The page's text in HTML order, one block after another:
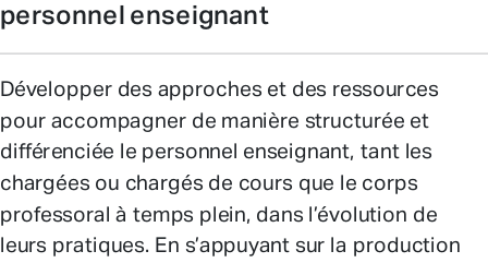
personnel enseignant
Développer des approches et des ressources
pour accompagner de manière structurée et
différenciée le personnel enseignant, tant les
chargées ou chargés de cours que le corps
professoral à temps plein, dans l’évolution de
leurs pratiques. En s’appuyant sur la production